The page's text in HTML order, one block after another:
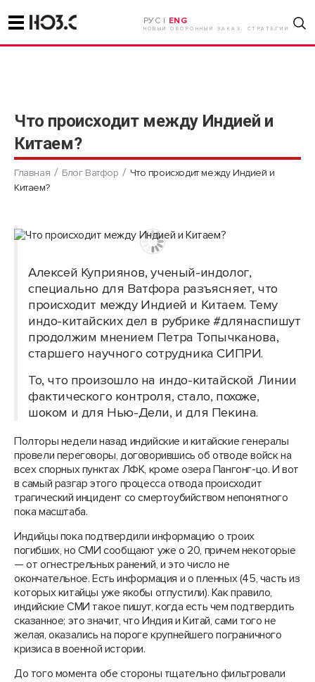
РУС | ENG
НОВЫЙ ОБОРОННЫЙ ЗАКАЗ. СТРАТЕГИИ
Что происходит между Индией и
Китаем?
Главная Блог Ватфор
Что происходит между Индией и
Китаем?
Алексей Куприянов, ученый-индолог,
специально для Ватфора разъясняет, что
происходит между Индией и Китаем. Тему
индо-китайских дел в рубрике #длянаспишут
продолжим мнением Петра Топычканова,
старшего научного сотрудника СИПРИ.
То, что произошло на индо-китайской Линии
фактического контроля, стало, похоже,
шоком и для Нью-Дели, и для Пекина.
Полторы недели назад индийские и китайские генералы
провели переговоры, договорившись об отводе войск на
всех спорных пунктах ЛФК, кроме озера Пангонг-цо. И вот
в самый разгар этого процесса отвода происходит
трагический инцидент со смертоубийством непонятного
пока масштаба.
Индийцы пока подтвердили информацию о троих
погибших, но СМИ сообщают уже о 20, причем некоторые
— от огнестрельных ранений, и это число не
окончательное. Есть информация и о пленных (45, часть из
которых китайцы уже якобы отпустили). Как правило,
индийские СМИ такое пишут, когда есть чем подтвердить
сказанное; это значит, что Индия и Китай, сами того не
желая, оказались на пороге крупнейшего пограничного
кризиса в военной истории.
До того момента обе стороны тщательно фильтровали